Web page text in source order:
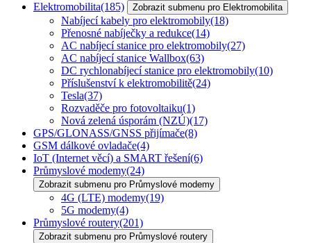
Elektromobilita(185) Zobrazit submenu pro Elektromobilita
Nabíjecí kabely pro elektromobily(18)
Přenosné nabíječky a redukce(14)
AC nabíjecí stanice pro elektromobily(27)
AC nabíjecí stanice Wallbox(63)
DC rychlonabíjecí stanice pro elektromobily(10)
Příslušenství k elektromobilitě(24)
Tesla(37)
Rozvaděče pro fotovoltaiku(1)
Nová zelená úsporám (NZÚ)(17)
GPS/GLONASS/GNSS přijímače(8)
GSM dálkové ovladače(4)
IoT (Internet věcí) a SMART řešení(6)
Průmyslové modemy(24)
Zobrazit submenu pro Průmyslové modemy
4G (LTE) modemy(19)
5G modemy(4)
Průmyslové routery(201)
Zobrazit submenu pro Průmyslové routery